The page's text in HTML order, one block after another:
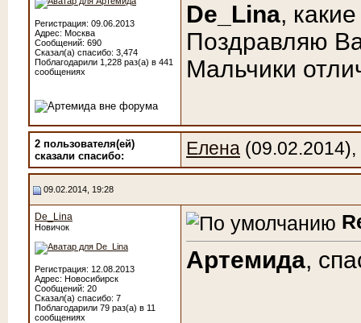
Регистрация: 09.06.2013
Адрес: Москва
Сообщений: 690
Сказал(а) спасибо: 3,474
Поблагодарили 1,228 раз(а) в 441
сообщениях
De_Lina,
Поздравляю
Мальчики
2 пользователя(ей)
сказали cпасибо:
Елена (09.02.2014),
09.02.2014, 19:28
De_Lina
Новичок
Регистрация: 12.08.2013
Адрес: Новосибирск
Сообщений: 20
Сказал(а) спасибо: 7
Поблагодарили 79 раз(а) в 11
сообщениях
Артемида,